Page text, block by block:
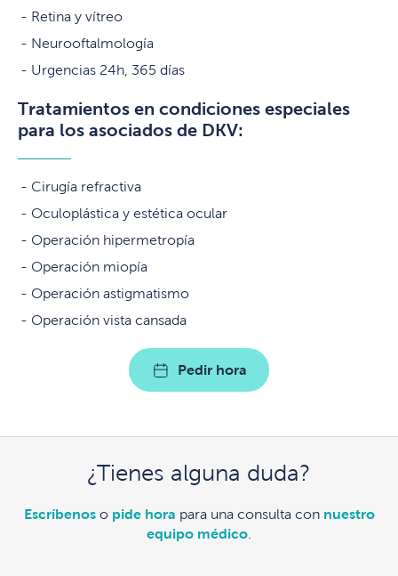
Retina y vítreo
Neurooftalmología
Urgencias 24h, 365 días
Tratamientos en condiciones especiales
para los asociados de DKV:
Cirugía refractiva
Oculoplástica y estética ocular
Operación hipermetropía
Operación miopía
Operación astigmatismo
Operación vista cansada
Pedir hora
¿Tienes alguna duda?
Escríbenoso pide hora para una consulta con nuestro
equipo médico